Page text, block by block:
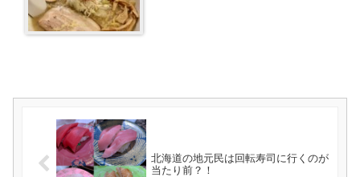
北海道の地元民は回転寿司に行くのが
当たり前？！